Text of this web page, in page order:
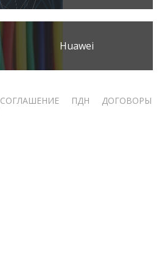
Huawei
СОГЛАШЕНИЕ ПДН
ДОГОВОРЫ